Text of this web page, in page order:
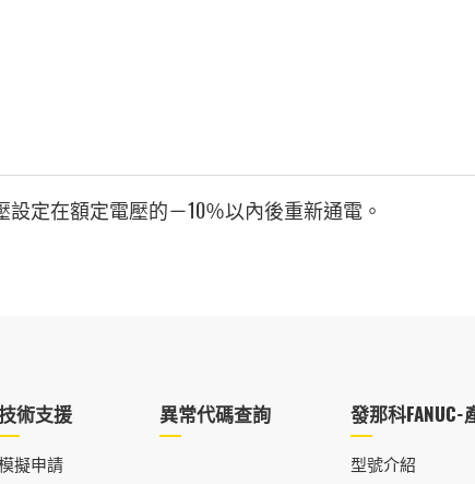
定在額定電壓的－10％以內後重新通電。
術支援
擬申請
異常代碼查詢 發那科FANUC-
型號介紹